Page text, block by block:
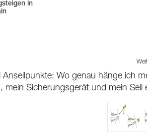
in
Wo genau hänge ich
mein Sicherungsgerät und mein Seil